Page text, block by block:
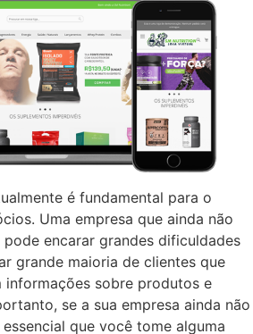
é fundamental para o
Uma empresa que ainda não
encarar grandes dificuldades
grande maioria de clientes que
informações sobre produtos e
se a sua empresa ainda não
que você tome alguma